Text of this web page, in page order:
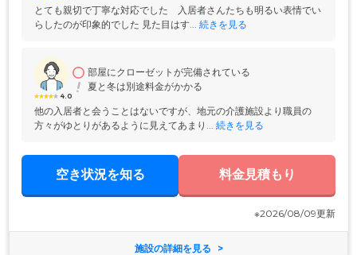
とても親切で丁寧な対応でした　入居者さんたちも明るい表情でい
らしたのが印象的でした 見た目はす... 続きを見る
4.0
部屋にクローゼットが完備されている
夏と冬は別途料金がかかる
他の入居者と会うことはないですが、地元の介護施設より職員の
方々がゆとりがあるように見えてあまり... 続きを見る
空き状況を知る 料金見積もり
※2026/08/09更新
施設の詳細を見る